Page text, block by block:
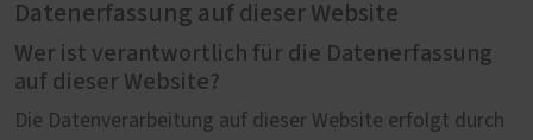
Datenerfassung auf dieser Website
Wer ist verantwortlich für die Datenerfassung
auf dieser Website?
Die Datenverarbeitung auf dieser Website erfolgt durch